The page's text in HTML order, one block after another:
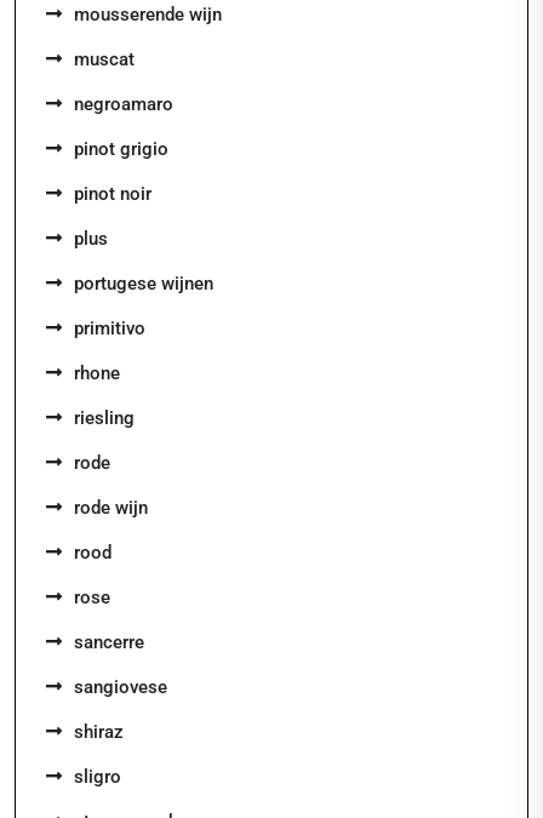
mousserende wijn
muscat
negroamaro
pinot grigio
pinot noir
plus
portugese wijnen
primitivo
rhone
riesling
rode
rode wijn
rood
rose
sancerre
sangiovese
shiraz
sligro